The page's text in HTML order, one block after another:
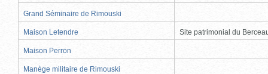
Grand Séminaire de Rimouski
Maison Letendre Site patrimonial du
Maison Perron
Manège militaire de Rimouski